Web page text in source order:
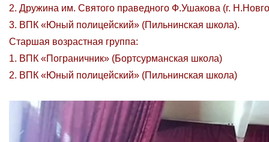
2. Дружина им. Святого праведного Ф.Ушакова (г.
3. ВПК «Юный полицейский» (Пильнинская школа).
Старшая возрастная группа:
1. ВПК «Пограничник» (Бортсурманская школа)
2. ВПК «Юный полицейский» (Пильнинская школа)